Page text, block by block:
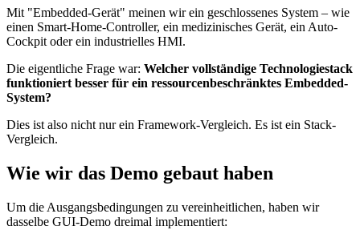
Mit "Embedded-Gerät" meinen wir ein geschlossenes System – wie
einen Smart-Home-Controller, ein medizinisches Gerät, ein Auto-
Cockpit oder ein industrielles HMI.
Die eigentliche Frage war: Welcher vollständige Technologiestack
funktioniert besser für ein ressourcenbeschränktes Embedded-
System?
Dies ist also nicht nur ein Framework-Vergleich. Es ist ein Stack-
Vergleich.
Wie wir das Demo gebaut haben
Um die Ausgangsbedingungen zu vereinheitlichen, haben wir
dasselbe GUI-Demo dreimal implementiert: